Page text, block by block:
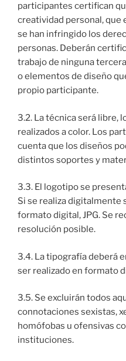
participantes certifican
creatividad personal, que
se han infringido los
personas. Deberán
trabajo de ninguna
o elementos de diseño
propio participante.
3.2. La técnica será libre,
realizados a color. Los
cuenta que los diseños
distintos soportes y
3.3. El logotipo se
Si se realiza digitalmente
formato digital, JPG. Se
resolución posible.
3.4. La tipografía deberá
ser realizado en formato
3.5. Se excluirán todos
connotaciones sexistas,
homófobas u ofensivas
instituciones.